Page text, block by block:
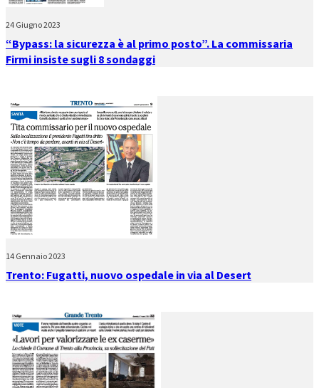
24 Giugno 2023
“Bypass: la sicurezza è al primo posto”. La commissaria
Firmi insiste sugli 8 sondaggi
14 Gennaio 2023
Trento: Fugatti, nuovo ospedale in via al Desert